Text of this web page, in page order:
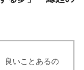
良いことあるの